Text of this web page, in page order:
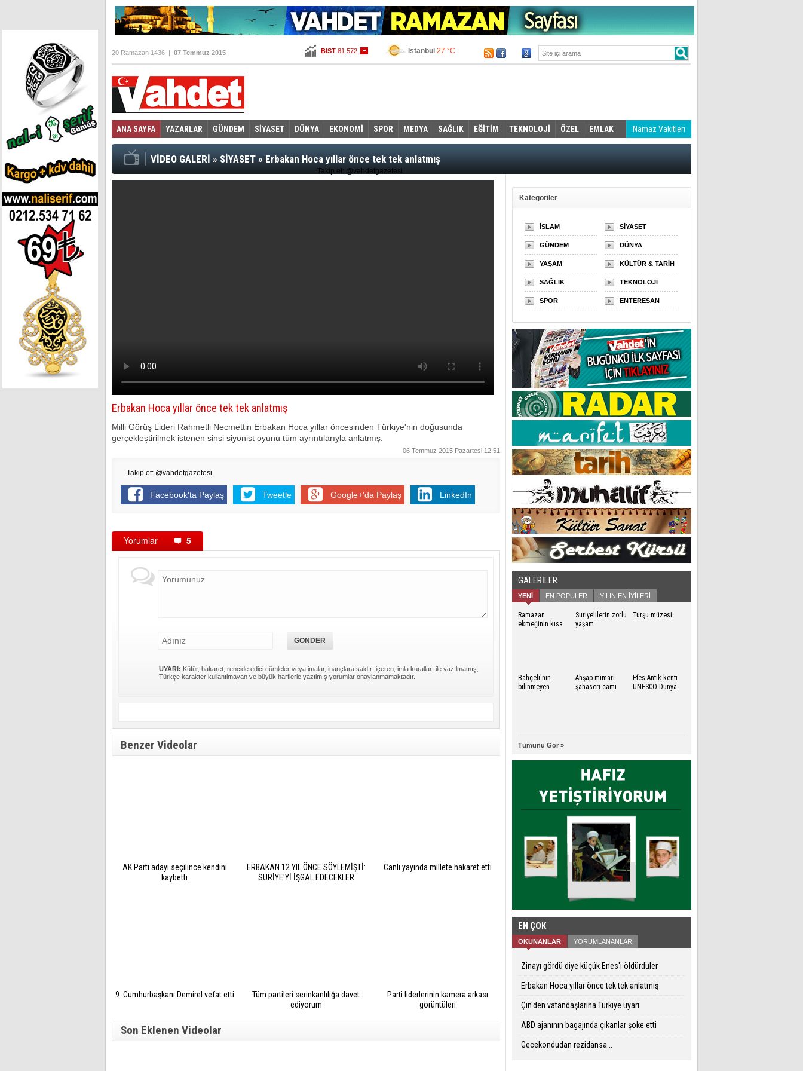
BIST 81.572 İstanbul 27 °C
Namaz Vakitleri
20 Ramazan 1436 | 07 Temmuz 2015
ANA SAYFA YAZARLAR GÜNDEM SİYASET DÜNYA EKONOMİ SPOR MEDYA SAĞLIK EĞİTİM TEKNOLOJİ ÖZEL EMLAK
Foto Galeri Video Galeri
VİDEO GALERİ » SİYASET » Erbakan Hoca yıllar önce tek tek anlatmış
Erbakan Hoca yıllar önce tek tek anlatmış
Milli Görüş Lideri Rahmetli Necmettin Erbakan Hoca yıllar öncesinden Türkiye'nin doğusunda
gerçekleştirilmek istenen sinsi siyonist oyunu tüm ayrıntılarıyla anlatmış.
06 Temmuz 2015 Pazartesi 12:51
Takip et: @vahdetgazetesi
Facebook'ta Paylaş Tweetle Google+'da Paylaş LinkedIn
Yorumlar 5
UYARI: Küfür, hakaret, rencide edici cümleler veya imalar, inançlara saldırı içeren, imla kuralları ile yazılmamış,
Türkçe karakter kullanılmayan ve büyük harflerle yazılmış yorumlar onaylanmamaktadır.
Benzer Videolar
AK Parti adayı seçilince kendini
kaybetti
ERBAKAN 12 YIL ÖNCE SÖYLEMİŞTİ:
SURİYE'Yİ İŞGAL EDECEKLER
Canlı yayında millete hakaret etti
9. Cumhurbaşkanı Demirel vefat etti
Tüm partileri serinkanlılığa davet
ediyorum
Parti liderlerinin kamera arkası
görüntüleri
Son Eklenen Videolar
Kategoriler
İSLAM SİYASET
GÜNDEM DÜNYA
YAŞAM KÜLTÜR & TARİH
SAĞLIK TEKNOLOJİ
SPOR ENTERESAN
GALERİLER
YENİ EN POPULER YILIN EN İYİLERİ
Ramazan
ekmeğinin kısa
Suriyelilerin zorlu
yaşam
Turşu müzesi
Bahçeli'nin
bilinmeyen
Ahşap mimari
şahaseri cami
Efes Antik kenti
UNESCO Dünya
Tümünü Gör »
EN ÇOK
OKUNANLAR YORUMLANANLAR
Zinayı gördü diye küçük Enes'i öldürdüler
Erbakan Hoca yıllar önce tek tek anlatmış
Çin'den vatandaşlarına Türkiye uyarı
ABD ajanının bagajında çıkanlar şoke etti
Gecekondudan rezidansa...
Takip et: @vahdetgazetesi